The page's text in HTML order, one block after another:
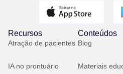
Recursos
Atração de pacientes
IA no prontuário
Conteúdos
Blog
Materiais